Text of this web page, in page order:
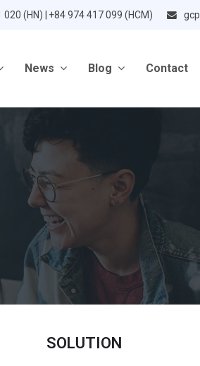
(HN) | +84 974 417 099 (HCM)
News Blog Contact
SOLUTION